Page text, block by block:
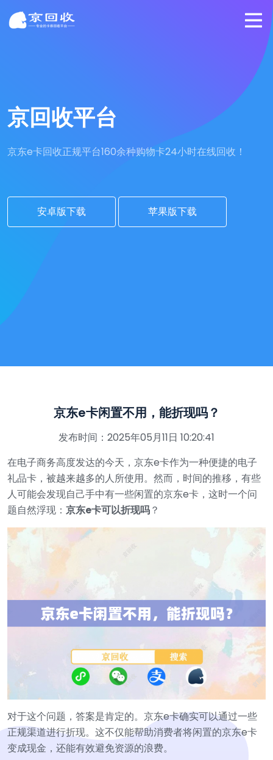
京回收平台
京东e卡回收正规平台160余种购物卡24小时在线回收！
安卓版下载 苹果版下载
京东e卡闲置不用，能折现吗？
发布时间：2025年05月11日 10:20:41
在电子商务高度发达的今天，京东e卡作为一种便捷的电子
礼品卡，被越来越多的人所使用。然而，时间的推移，有些
人可能会发现自己手中有一些闲置的京东e卡，这时一个问
题自然浮现： 京东e卡可以折现吗？
对于这个问题，答案是肯定的。京东e卡确实可以通过一些
正规渠道进行折现。这不仅能帮助消费者将闲置的京东e卡
变成现金，还能有效避免资源的浪费。